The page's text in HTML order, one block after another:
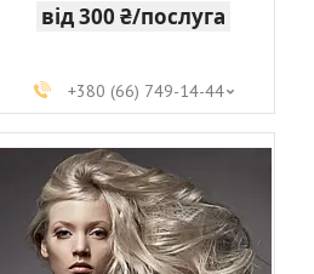
від 300 ₴/послуга
+380 (66) 749-14-44